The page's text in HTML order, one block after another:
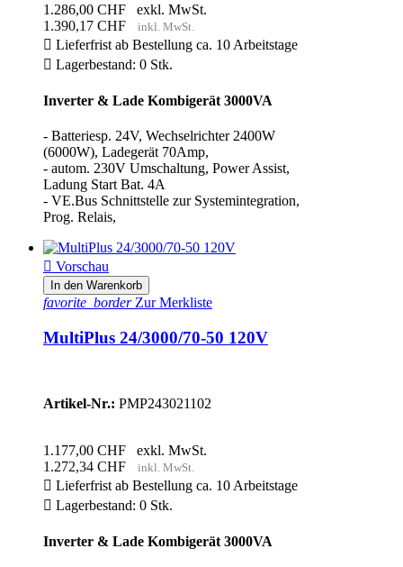
1.286,00 CHF
exkl. MwSt.
1.390,17 CHF
inkl. MwSt.
 Lieferfrist ab Bestellung ca. 10 Arbeitstage
 Lagerbestand: 0 Stk.
Inverter & Lade Kombigerät 3000VA
- Batteriesp. 24V, Wechselrichter 2400W
(6000W), Ladegerät 70Amp,
- autom. 230V Umschaltung, Power Assist,
Ladung Start Bat. 4A
- VE.Bus Schnittstelle zur Systemintegration,
Prog. Relais,
 Vorschau
In den Warenkorb
favorite_borderZur Merkliste
MultiPlus 24/3000/70-50 120V
Artikel-Nr.: PMP243021102
1.177,00 CHF
exkl. MwSt.
1.272,34 CHF
inkl. MwSt.
 Lieferfrist ab Bestellung ca. 10 Arbeitstage
 Lagerbestand: 0 Stk.
Inverter & Lade Kombigerät 3000VA